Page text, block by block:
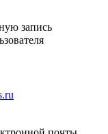
запись